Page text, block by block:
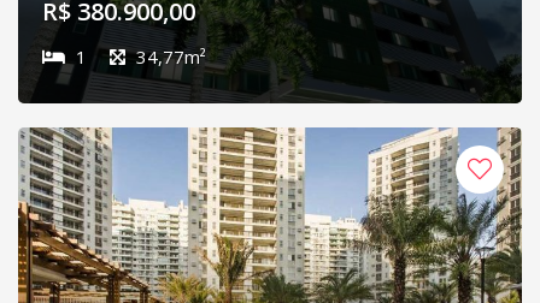
R$ 380.900,00
1 34,77m²